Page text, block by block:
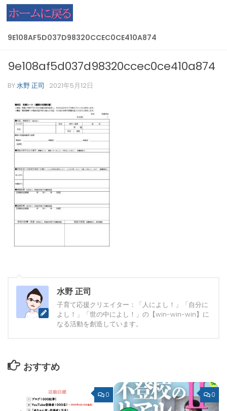
コンテンツへスキップ
9E108AF5D037D98320CCEC0CE410A874
9e108af5d037d98320ccec0ce410a874
BY水野 正司 · 2021年5月12日
水野 正司
子育て応援クリエイター：「人によし！」「自分に
よし！」「世の中によし！」の【win-win-win】に
なる活動を創造しています。
おすすめ
0 0